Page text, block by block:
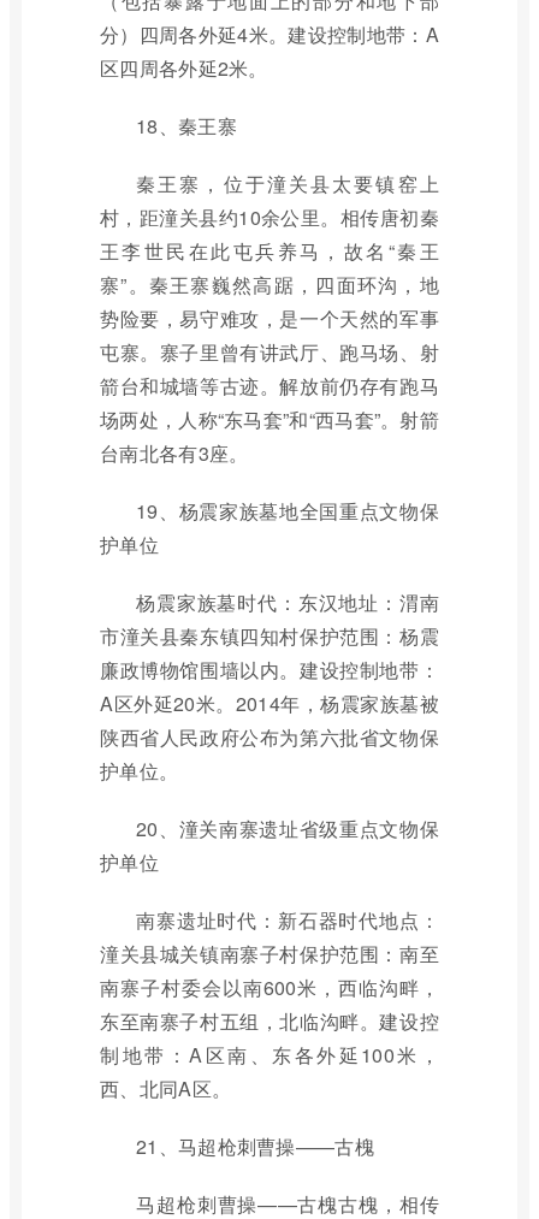
分）四周各外延4米。建设控制地带：A
区四周各外延2米。
18、秦王寨
秦王寨，位于潼关县太要镇窑上
村，距潼关县约10余公里。相传唐初秦
王李世民在此屯兵养马，故名“秦王
寨”。秦王寨巍然高踞，四面环沟，地
势险要，易守难攻，是一个天然的军事
屯寨。寨子里曾有讲武厅、跑马场、射
箭台和城墙等古迹。解放前仍存有跑马
场两处，人称“东马套”和“西马套”。射箭
台南北各有3座。
19、杨震家族墓地全国重点文物保
护单位
杨震家族墓时代：东汉地址：渭南
市潼关县秦东镇四知村保护范围：杨震
廉政博物馆围墙以内。建设控制地带：
A区外延20米。2014年，杨震家族墓被
陕西省人民政府公布为第六批省文物保
护单位。
20、潼关南寨遗址省级重点文物保
护单位
南寨遗址时代：新石器时代地点：
潼关县城关镇南寨子村保护范围：南至
南寨子村委会以南600米，西临沟畔，
东至南寨子村五组，北临沟畔。建设控
制地带：A区南、东各外延100米，
西、北同A区。
21、马超枪刺曹操——古槐
马超枪刺曹操——古槐古槐，相传